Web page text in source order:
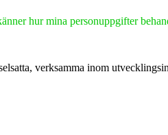
hur mina personuppgifter
verksamma inom